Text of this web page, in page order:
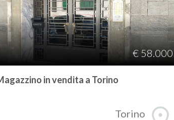
€ 58.000
in vendita a Torino
Torino